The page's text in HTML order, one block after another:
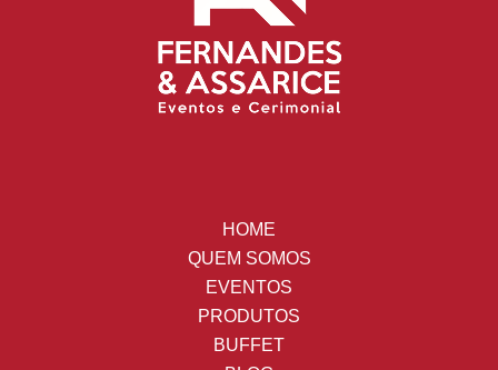
HOME
QUEM SOMOS
EVENTOS
PRODUTOS
BUFFET